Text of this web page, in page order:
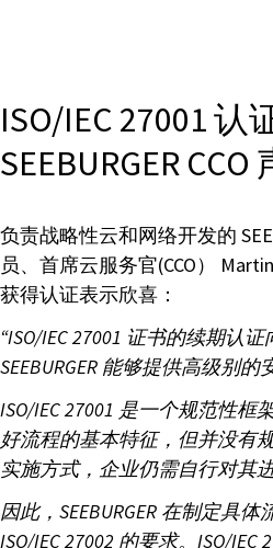
ISO/IEC 27001 认
SEEBURGER CCO
负责战略性云和网络开发的
员、首席云服务官(CCO）
获得认证表示欣喜：
“ISO/IEC 27001 证书的续期认
SEEBURGER 能够提供高级别的
ISO/IEC 27001 是一个规范性框
好流程的基本特征，但并没有
实施方式，企业仍需自行对其
因此，SEEBURGER 在制定具
ISO/IEC 27002 的要求。ISO/